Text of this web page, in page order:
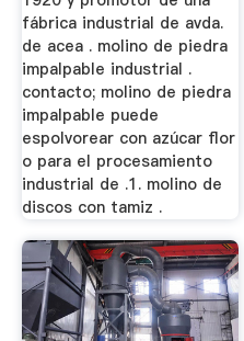
fábrica industrial de avda.
de acea . molino de piedra
impalpable industrial .
contacto; molino de piedra
impalpable puede
espolvorear con azúcar flor
o para el procesamiento
industrial de .1. molino de
discos con tamiz .